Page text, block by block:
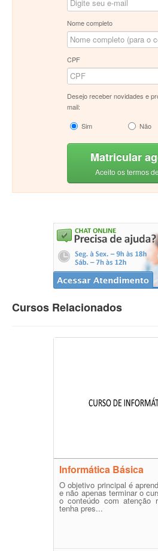
Nome completo
CPF
Desejo receber novidades e
mail:
Sim
Não
Matricular
Aceito os termos
Cursos Relacionados
Informática Básica
O objetivo principal é
e não apenas terminar o
o conteúdo com atenção
tenha pres...